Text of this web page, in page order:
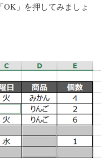
」を押してみましょ